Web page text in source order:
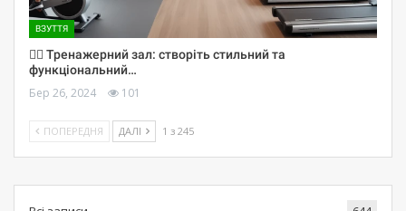
ВЗУТТЯ
🏋️‍♀️ Тренажерний зал: створіть стильний та
функціональний…
Бер 26, 2024 101
ПОПЕРЕДНЯ ДАЛІ 1 з 245